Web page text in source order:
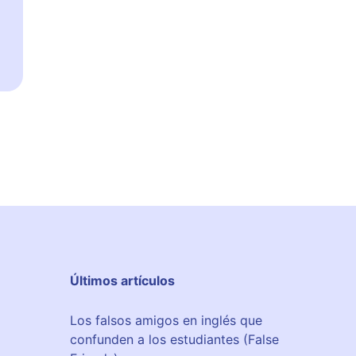
Últimos artículos
Los falsos amigos en inglés que
confunden a los estudiantes (False